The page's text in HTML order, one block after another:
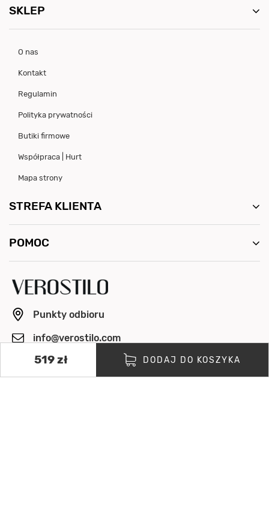
SKLEP
O nas
Kontakt
Regulamin
Polityka prywatności
Butiki firmowe
Współpraca | Hurt
Mapa strony
STREFA KLIENTA
POMOC
Punkty odbioru
info@verostilo.com
+48 500 064 154
Pon. - Pt. 8:00 - 16:00
519 zł DODAJ DO KOSZYKA